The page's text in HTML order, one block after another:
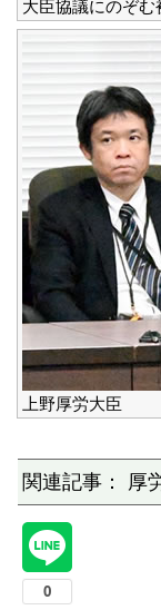
大臣協議にのぞむ
上野厚労大臣
関連記事： 厚